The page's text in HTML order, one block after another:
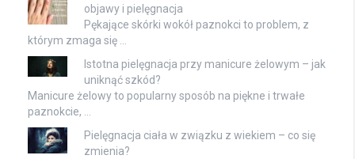
objawy i pielęgnacja
Pękające skórki wokół paznokci to problem, z
którym zmaga się …
Istotna pielęgnacja przy manicure żelowym – jak
uniknąć szkód?
Manicure żelowy to popularny sposób na piękne i trwałe
paznokcie, …
Pielęgnacja ciała w związku z wiekiem – co się
zmienia?